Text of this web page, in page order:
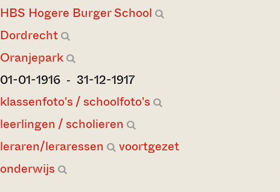
HBS Hogere Burger School
Dordrecht
Oranjepark
01-01-1916 ‐ 31-12-1917
klassenfoto's / schoolfoto's
leerlingen / scholieren
leraren/leraressen
voortgezet
onderwijs